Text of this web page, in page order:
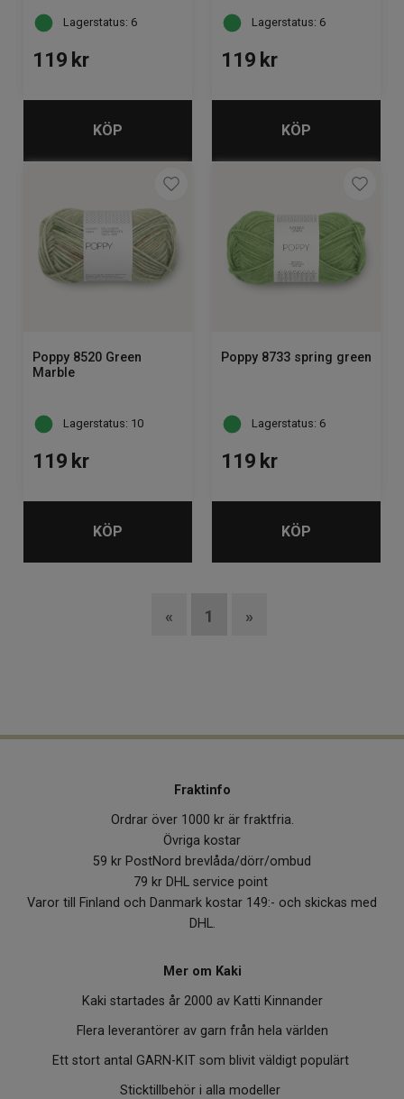
Lagerstatus: 6
119 kr
KÖP
Lagerstatus: 6
119 kr
KÖP
Poppy 8520 Green
Marble
Lagerstatus: 10
119 kr
KÖP
Poppy 8733 spring green
Lagerstatus: 6
119 kr
KÖP
« 1 »
Fraktinfo
Ordrar över 1000 kr är fraktfria.
Övriga kostar
59 kr PostNord brevlåda/dörr/ombud
79 kr DHL service point
Varor till Finland och Danmark kostar 149:- och skickas med
DHL.
Mer om Kaki
Kaki startades år 2000 av Katti Kinnander
Flera leverantörer av garn från hela världen
Ett stort antal GARN-KIT som blivit väldigt populärt
Sticktillbehör i alla modeller